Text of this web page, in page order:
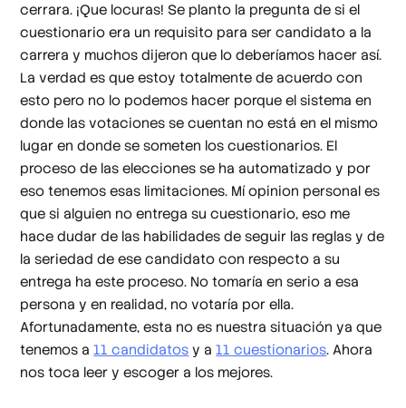
cerrara. ¡Que locuras! Se planto la pregunta de si el
cuestionario era un requisito para ser candidato a la
carrera y muchos dijeron que lo deberíamos hacer así.
La verdad es que estoy totalmente de acuerdo con
esto pero no lo podemos hacer porque el sistema en
donde las votaciones se cuentan no está en el mismo
lugar en donde se someten los cuestionarios. El
proceso de las elecciones se ha automatizado y por
eso tenemos esas limitaciones. Mí opinion personal es
que si alguien no entrega su cuestionario, eso me
hace dudar de las habilidades de seguir las reglas y de
la seriedad de ese candidato con respecto a su
entrega ha este proceso. No tomaría en serio a esa
persona y en realidad, no votaría por ella.
Afortunadamente, esta no es nuestra situación ya que
tenemos a11 candidatos y a11 cuestionarios. Ahora
nos toca leer y escoger a los mejores.